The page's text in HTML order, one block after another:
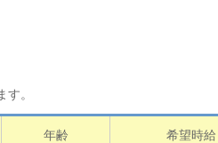
。
年齢 希望時給